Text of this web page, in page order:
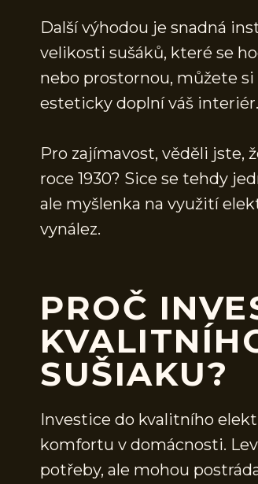
Další výhodou je snadná
velikosti sušáků, které se
nebo prostornou, můžete
esteticky doplní váš interiér.
Pro zajímavost, věděli jste,
roce 1930? Sice se tehdy
ale myšlenka na využití
vynález.
PROČ
SUŠIAKU?
Investice do kvalitního
komfortu v domácnosti.
potřeby, ale mohou